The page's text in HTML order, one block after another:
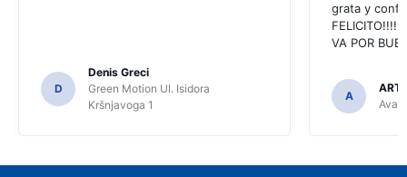
D
Denis Greci
Green Motion Ul. Isidora
Kršnjavoga 1
grata y
FELICITO!!!!,
VA POR
A